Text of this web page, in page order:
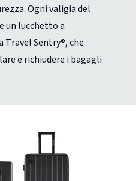
Ogni valigia del
un lucchetto a
Sentry®, che
e richiudere i bagagli